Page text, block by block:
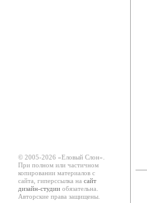
© 2005-2026 «Еловый Cлон».
При полном или частичном
копировании материалов с
сайта, гиперссылка на сайт
дизайн-студии обязательна.
Авторские права защищены.